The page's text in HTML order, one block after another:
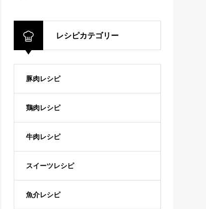
レシピカテゴリー
豚肉レシピ
鶏肉レシピ
牛肉レシピ
スイーツレシピ
魚介レシピ